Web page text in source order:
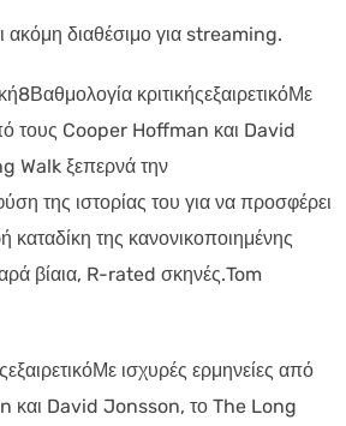
ακόμη διαθέσιμο για streaming.
κριτικήςεξαιρετικόΜε
τους Cooper Hoffman και David
Walk ξεπερνά την
της ιστορίας του για να προσφέρει
καταδίκη της κανονικοποιημένης
βίαια, R-rated σκηνές.Tom
ισχυρές ερμηνείες από
και David Jonsson, το The Long